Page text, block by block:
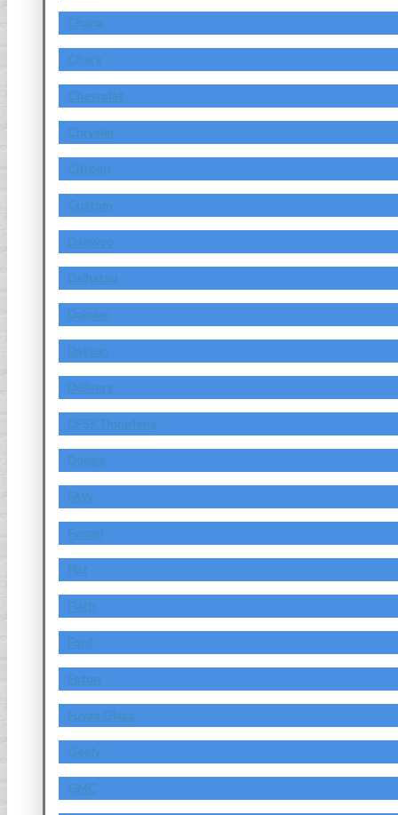
Chana
Chery
Chevrolet
Chrysler
Citroen
Custom
Daewoo
Daihatsu
Daimler
Datsun
Delivery
DFSK Dongfeng
Dodge
FAW
Ferrari
Fiat
Fiath
Ford
Foton
Fuyao Glass
Geely
GMC